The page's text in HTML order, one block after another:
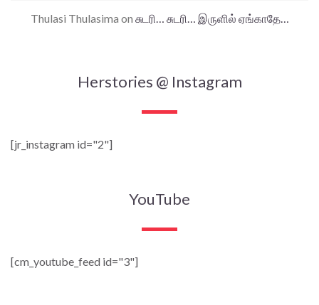
Thulasi Thulasima on சுடரி… சுடரி… இருளில் ஏங்காதே…
Herstories @ Instagram
[jr_instagram id="2"]
YouTube
[cm_youtube_feed id="3"]